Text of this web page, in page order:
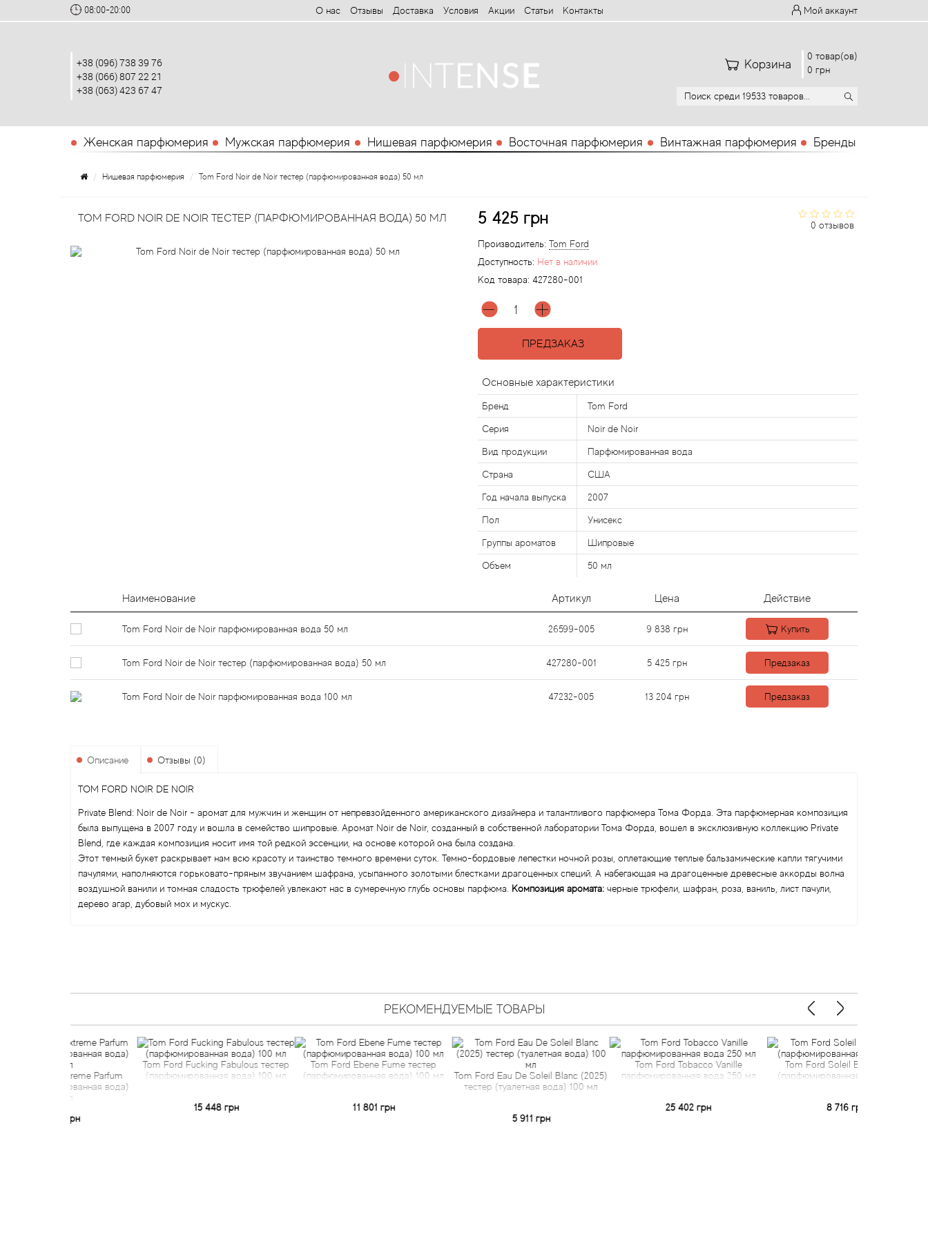
08:00-20:00 О нас Отзывы Доставка Условия Aкции Статьи Контакты Мой аккаунт
+38 (096) 738 39 76
+38 (066) 807 22 21
+38 (063) 423 67 47
Корзина
0 товар(ов)
0 грн
Женская парфюмерия Мужская парфюмерия Нишевая парфюмерия Восточная парфюмерия Винтажная парфюмерия Бренды
Нишевая парфюмерия Tom Ford Noir de Noir тестер (парфюмированная вода) 50 мл
TOM FORD NOIR DE NOIR ТЕСТЕР (ПАРФЮМИРОВАННАЯ ВОДА) 50 МЛ
0 отзывов
5 425 грн
Производитель: Tom Ford
Доступность: Нет в наличии
Код товара: 427280-001
ПРЕДЗАКАЗ
Основные характеристики
Бренд Tom Ford
Серия Noir de Noir
Вид продукции Парфюмированная вода
Страна США
Год начала выпуска 2007
Пол Унисекс
Группы ароматов Шипровые
Объем 50 мл
Наименование Артикул Цена Действие
Tom Ford Noir de Noir парфюмированная вода 50 мл 26599-005 9 838 грн Купить
Tom Ford Noir de Noir тестер (парфюмированная вода) 50 мл 427280-001 5 425 грн Предзаказ
Tom Ford Noir de Noir парфюмированная вода 100 мл 47232-005 13 204 грн Предзаказ
Описание Отзывы (0)
TOM FORD NOIR DE NOIR
Private Blend: Noir de Noir - аромат для мужчин и женщин от непревзойденного американского дизайнера и талантливого парфюмера Тома Форда. Эта парфюмерная композиция
была выпущена в 2007 году и вошла в семейство шипровые. Аромат Noir de Noir, созданный в собственной лаборатории Тома Форда, вошел в эксклюзивную коллекцию Private
Blend, где каждая композиция носит имя той редкой эссенции, на основе которой она была создана.
Этот темный букет раскрывает нам всю красоту и таинство темного времени суток. Темно-бордовые лепестки ночной розы, оплетающие теплые бальзамические капли тягучими
пачулями, наполняются горьковато-пряным звучанием шафрана, усыпанного золотыми блестками драгоценных специй. А набегающая на драгоценные древесные аккорды волна
воздушной ванили и томная сладость трюфелей увлекают нас в сумеречную глубь основы парфюма. Композиция аромата: черные трюфели, шафран, роза, ваниль, лист пачули,
дерево агар, дубовый мох и мускус.
РЕКОМЕНДУЕМЫЕ ТОВАРЫ
Extreme Parfum
вода)
Tom Ford Fucking Fabulous тестер
(парфюмированная вода) 100 мл
Tom Ford Ebene Fume тестер
(парфюмированная вода) 100 мл
Tom Ford Eau De Soleil Blanc (2025)
тестер (туалетная вода) 100 мл
Tom Ford Tobacco Vanille
парфюмированная вода 250 мл
Tom Ford Soleil Blanc тестер
(парфюмированная вода) 50 мл